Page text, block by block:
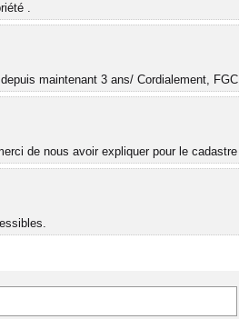
.
maintenant 3 ans/ Cordialement, FGC
de nous avoir expliquer pour le cadastre